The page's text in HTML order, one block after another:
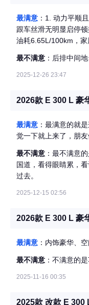
售给我说这不是划痕
又要了一次保养。奔
100动力上e260对我
候只需要3-4个油。我
但现在技术也很成熟
最满意 ：1. 动力平顺
跟车丝滑无明显启停
油耗6.65L/100km，
配软质包裹+木纹饰板
舒适兼备：底盘滤震
主动刹车）、360°全
最不满意 ：后排中间
2025-12-26 23:47
2026款 E 300 L 豪
最满意 ：最满意的就
觉一下就上来了，朋
最不满意 ：最不满意
国道，看得眼睛累，
过去。
2025-12-15 02:56
2026款 E 300 L 豪
最满意 ：内饰豪华、
最不满意 ：不满意的
2025-11-16 00:35
2025款 改款 E 300